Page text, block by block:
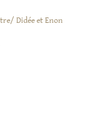
Didée et Enon